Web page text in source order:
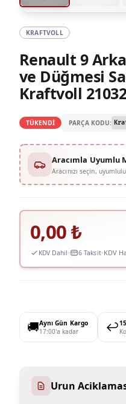
KRAFTVOLL
Renault 9
ve Düğmesi
Kraftvoll
TÜKENDİ PARÇA KODU:
Aracımla Uyumlu
Aracınızı seçin,
0,00₺
KDV Dahil 6 Taksit KDV
🚚Aynı Gün Kargo
17:00'a kadar
↩️
Urun